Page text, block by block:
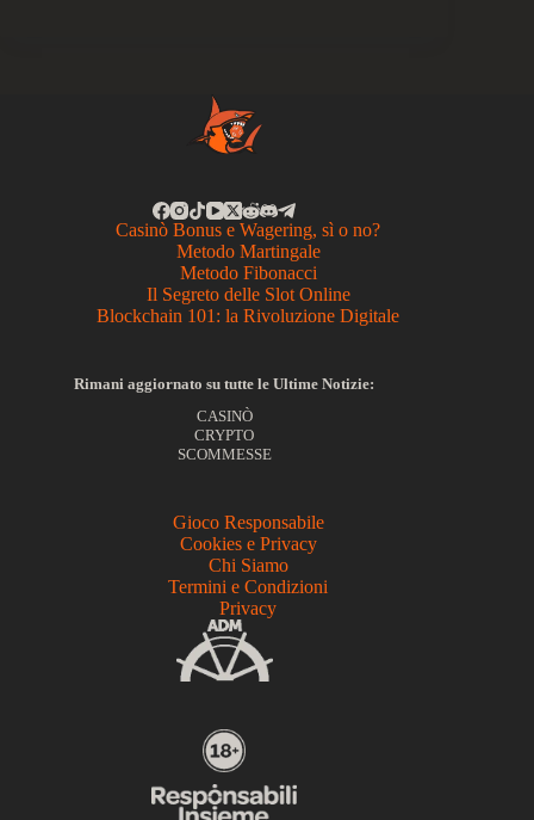
Casinò Bonus e Wagering, sì o no?
Metodo Martingale
Metodo Fibonacci
Il Segreto delle Slot Online
Blockchain 101: la Rivoluzione Digitale
Rimani aggiornato su tutte le Ultime Notizie:
CASINÒ
CRYPTO
SCOMMESSE
Gioco Responsabile
Cookies e Privacy
Chi Siamo
Termini e Condizioni
Privacy